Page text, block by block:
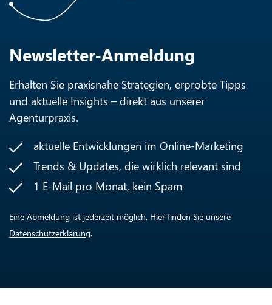
Newsletter-Anmeldung
Erhalten Sie praxisnahe Strategien, erprobte Tipps
und aktuelle Insights – direkt aus unserer
Agenturpraxis.
aktuelle Entwicklungen im Online-Marketing
Trends & Updates, die wirklich relevant sind
1 E-Mail pro Monat, kein Spam
Eine Abmeldung ist jederzeit möglich. Hier finden Sie unsere
Datenschutzerklärung.